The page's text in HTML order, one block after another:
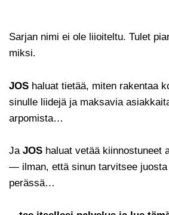
Sarjan nimi ei ole liioiteltu. Tulet
miksi.
JOS haluat tietää, miten rakentaa
sinulle liidejä ja maksavia
arpomista…
Ja JOS haluat vetää kiinnostuneet
— ilman, että sinun tarvitsee juosta
perässä…